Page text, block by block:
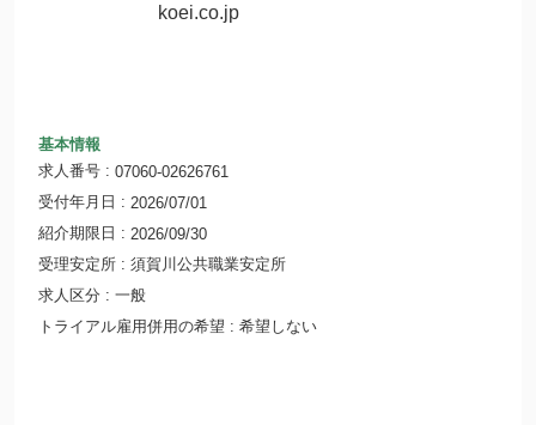
koei.co.jp
基本情報
求人番号
07060-02626761
受付年月日
2026/07/01
紹介期限日
2026/09/30
受理安定所
須賀川公共職業安定所
求人区分
一般
トライアル雇用併用の希望
希望しない